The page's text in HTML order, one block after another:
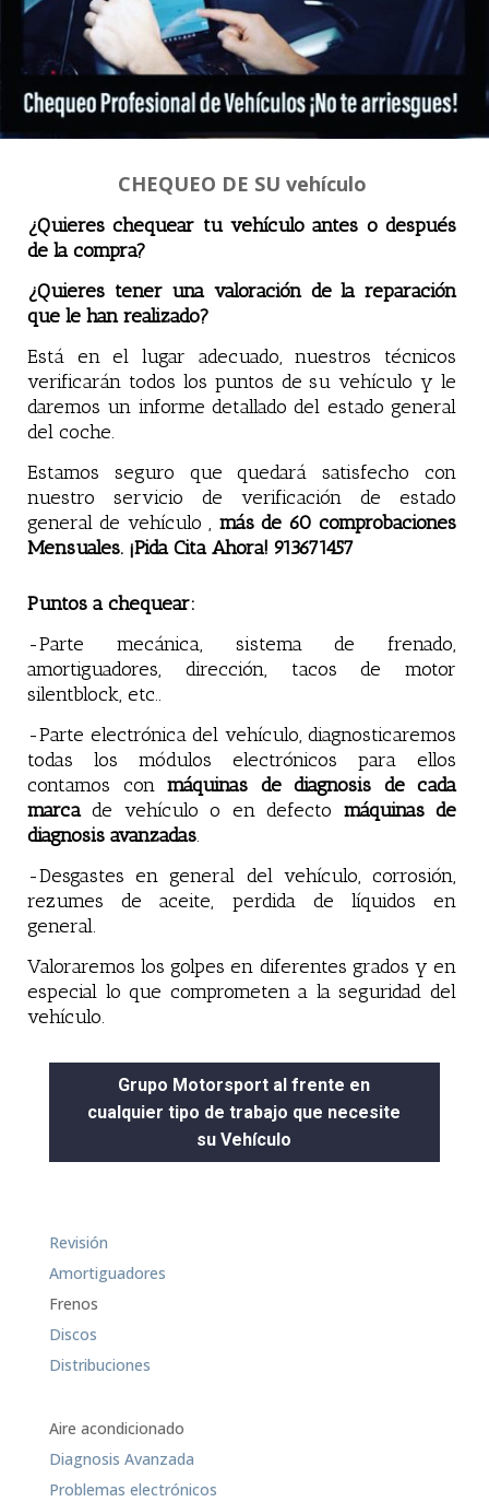
CHEQUEO DE SU vehículo
¿Quieres chequear tu vehículo antes o después
de la compra?
¿Quieres tener una valoración de la reparación
que le han realizado?
Está en el lugar adecuado, nuestros técnicos
verificarán todos los puntos de su vehículo y le
daremos un informe detallado del estado general
del coche.
Estamos seguro que quedará satisfecho con
nuestro servicio de verificación de estado
general de vehículo , más de 60 comprobaciones
Mensuales. ¡Pida Cita Ahora! 913671457
Puntos a chequear:
-Parte mecánica, sistema de frenado,
amortiguadores, dirección, tacos de motor
silentblock, etc..
-Parte electrónica del vehículo, diagnosticaremos
todas los módulos electrónicos para ellos
contamos con máquinas de diagnosis de cada
marcade vehículo o en defecto máquinas de
diagnosis avanzadas.
-Desgastes en general del vehículo, corrosión,
rezumes de aceite, perdida de líquidos en
general.
Valoraremos los golpes en diferentes grados y en
especial lo que comprometen a la seguridad del
vehículo.
Grupo Motorsport al frente en
cualquier tipo de trabajo que necesite
su Vehículo
Revisión
Amortiguadores
Frenos
Discos
Distribuciones
Aire acondicionado
Diagnosis Avanzada
Problemas electrónicos